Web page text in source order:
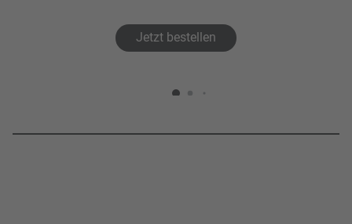
Jetzt bestellen